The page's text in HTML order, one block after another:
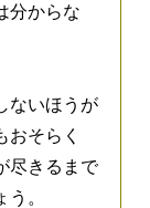
分からな
ないほうが
おそらく
尽きるまで
。